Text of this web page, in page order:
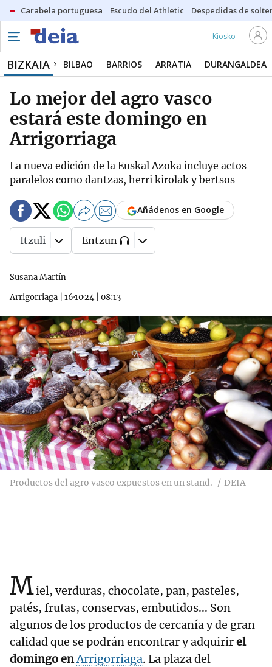
Carabela portuguesa Escudo del Athletic Despedidas de
Kiosko
BIZKAIA BILBAO BARRIOS ARRATIA DURANGALDEA
Lo mejor del agro vasco
estará este domingo en
Arrigorriaga
La nueva edición de la Euskal Azoka incluye actos
paralelos como dantzas, herri kirolak y bertsos
Susana Martín
Arrigorriaga
16·10·24 08:13
Añádenos en Google
Itzuli Entzun
Productos del agro vasco expuestos en un stand. DEIA
Miel, verduras, chocolate, pan, pasteles,
patés, frutas, conservas, embutidos... Son
algunos de los productos de cercanía y de gran
calidad que se podrán encontrar y adquirirel
domingo enArrigorriaga. La plaza del